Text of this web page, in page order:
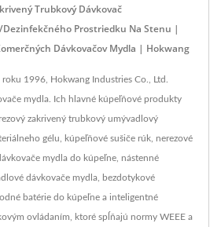
Trubkový Dávkovač
Prostriedku Na Stenu |
Dávkovačov Mydla | Hokwang
1996, Hokwang Industries Co., Ltd.
mydla. Ich hlavné kúpeľňové produkty
zakrivený trubkový umývadlový
gélu, kúpeľňové sušiče rúk, nerezové
mydla do kúpeľne, nástenné
dávkovače mydla, bezdotykové
batérie do kúpeľne a inteligentné
ovládaním, ktoré spĺňajú normy WEEE a